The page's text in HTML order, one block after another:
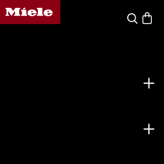
Miele-Homepage
Suche